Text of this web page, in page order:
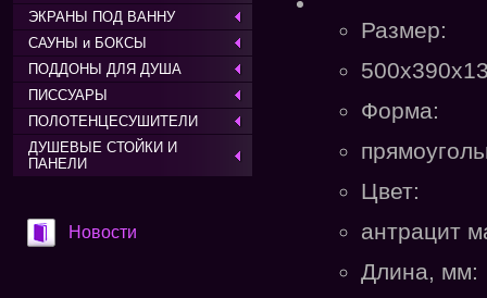
ЭКРАНЫ ПОД ВАННУ
САУНЫ и БОКСЫ
ПОДДОНЫ ДЛЯ ДУША
ПИССУАРЫ
ПОЛОТЕНЦЕСУШИТЕЛИ
ДУШЕВЫЕ СТОЙКИ И
ПАНЕЛИ
Новости
Размер:
Форма:
Цвет:
антрацит
Длина, мм: